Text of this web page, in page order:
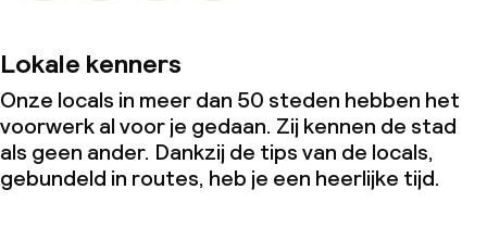
Lokale kenners
Onze locals in meer dan 50 steden hebben het
voorwerk al voor je gedaan. Zij kennen de stad
als geen ander. Dankzij de tips van de locals,
gebundeld in routes, heb je een heerlijke tijd.